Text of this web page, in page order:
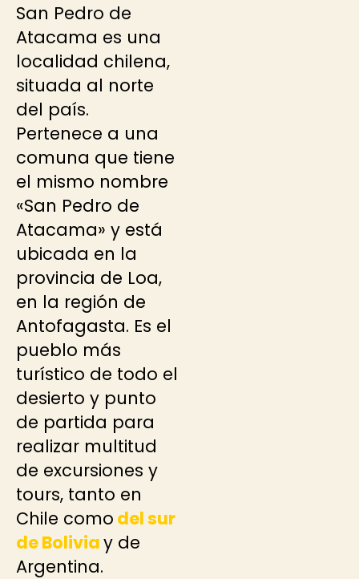
San Pedro de
Atacama es una
localidad chilena,
situada al norte
del país.
Pertenece a una
comuna que tiene
el mismo nombre
«San Pedro de
Atacama» y está
ubicada en la
provincia de Loa,
en la región de
Antofagasta. Es el
pueblo más
turístico de todo el
desierto y punto
de partida para
realizar multitud
de excursiones y
tours, tanto en
Chile como del sur
de Boliviay de
Argentina.